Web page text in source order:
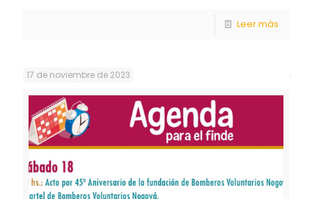
Leer más
17 de noviembre de 2023